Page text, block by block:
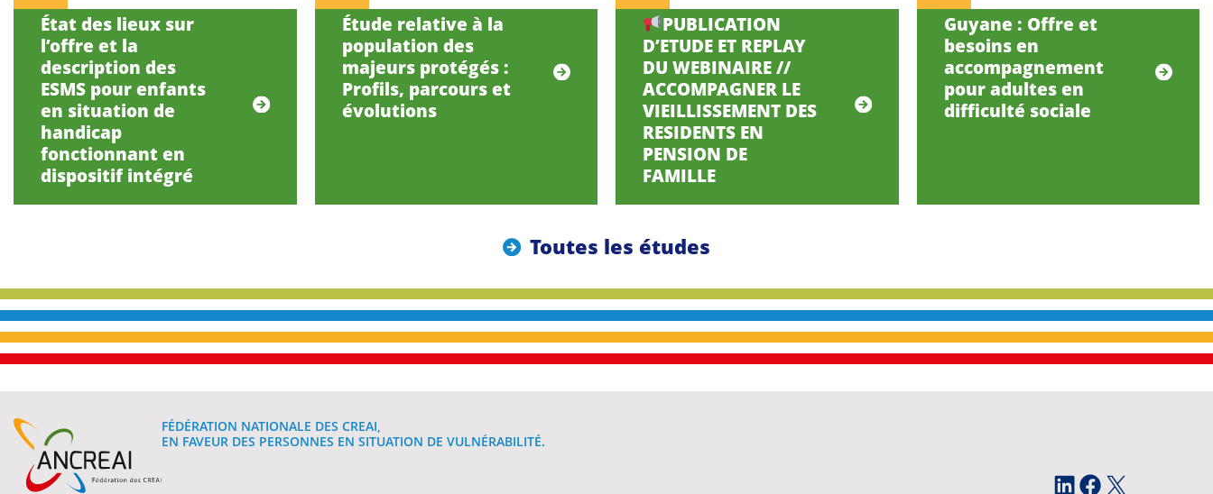
État des lieux sur
l’offre et la
description des
ESMS pour enfants
en situation de
handicap
fonctionnant en
dispositif intégré
Étude relative à la
population des
majeurs protégés :
Profils, parcours et
évolutions
PUBLICATION
D’ETUDE ET REPLAY
DU WEBINAIRE //
ACCOMPAGNER LE
VIEILLISSEMENT DES
RESIDENTS EN
PENSION DE
FAMILLE
Guyane : Offre et
besoins en
accompagnement
pour adultes en
difficulté sociale
Toutes les études
FÉDÉRATION NATIONALE DES CREAI,
EN FAVEUR DES PERSONNES EN SITUATION DE VULNÉRABILITÉ.
LinkedIn Facebook X